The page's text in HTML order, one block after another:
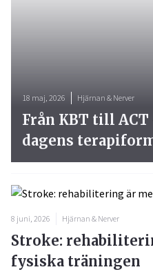
8 juni, 2026 Hjärnan & Nerver
Stroke:
fysiska träningen
18 maj, 2026 Hjärnan & Nerver
Från KBT till
dagens